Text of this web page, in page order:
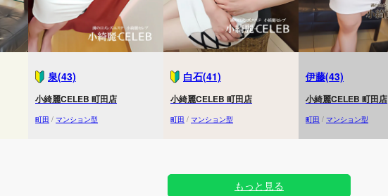
泉(43)
小綺麗CELEB 町田店
町田 / マンション型
白石(41)
小綺麗CELEB 町田店
町田 / マンション型
伊藤(43)
小綺麗CELEB 町田店
町田 / マンション型
もっと見る